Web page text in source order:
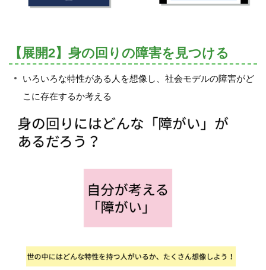
【展開2】身の回りの障害を見つける
いろいろな特性がある人を想像し、社会モデルの障害がど
こに存在するか考える